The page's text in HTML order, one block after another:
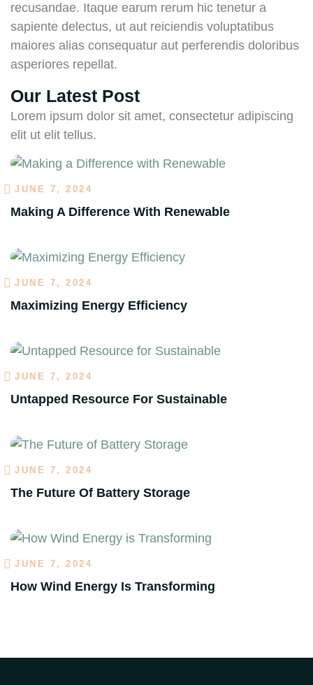
recusandae. Itaque earum rerum hic tenetur a
sapiente delectus, ut aut reiciendis voluptatibus
maiores alias consequatur aut perferendis doloribus
asperiores repellat.
Our Latest Post
Lorem ipsum dolor sit amet, consectetur adipiscing
elit ut elit tellus.
JUNE 7, 2024
Making A Difference With Renewable
JUNE 7, 2024
Maximizing Energy Efficiency
JUNE 7, 2024
Untapped Resource For Sustainable
JUNE 7, 2024
The Future Of Battery Storage
JUNE 7, 2024
How Wind Energy Is Transforming